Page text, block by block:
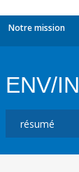
Notre mission
ENV/